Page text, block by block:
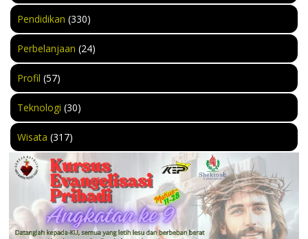
Pendidikan (330)
Perbelanjaan (24)
Profil (57)
Teknologi (30)
Wisata (317)